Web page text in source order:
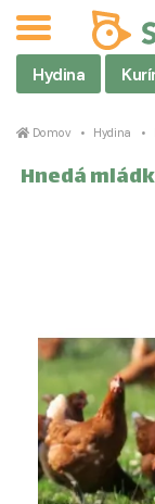
Hydina
Domov Hydina
Hnedá